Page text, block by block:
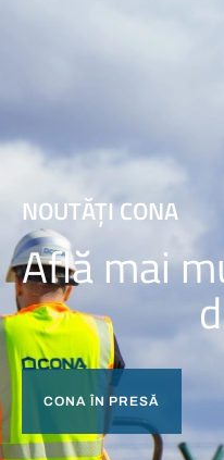
NOUTĂȚI CONA
Află mai
CONA ÎN PRESĂ